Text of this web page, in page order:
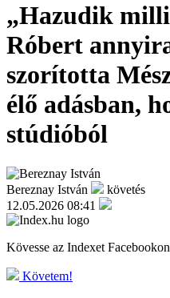
„Hazudik
Róbert
szorította
élő adásban,
stúdióból
Bereznay István
követés
12.05.2026 08:41
Kövesse az Indexet
Követem!